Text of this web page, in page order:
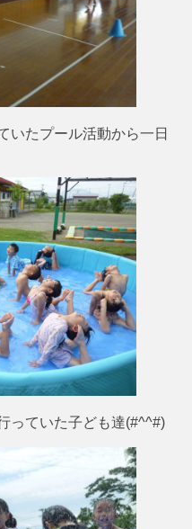
いたプール活動から一日
っていた子ども達(#^^#)